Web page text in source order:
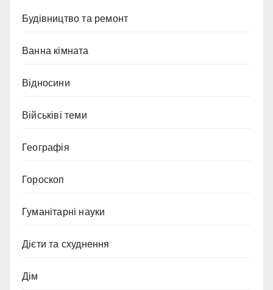
Будівництво та ремонт
Ванна кімната
Відносини
Військіві теми
Географія
Гороскоп
Гуманітарні науки
Дієти та схуднення
Дім